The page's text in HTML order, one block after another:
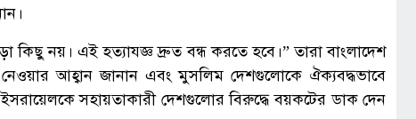
কিছু নয়। এই হত্যাযজ্ঞ দ্রুত বন্ধ করতে হবে।” তারা বাংলাদেশ
আহ্বান জানান এবং মুসলিম দেশগুলোকে ঐক্যবদ্ধভাবে
সহায়তাকারী দেশগুলোর বিরুদ্ধে বয়কটের ডাক দেন